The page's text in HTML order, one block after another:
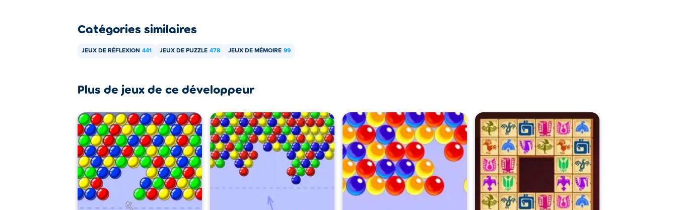
Catégories similaires
JEUX DE RÉFLEXION 441 JEUX DE PUZZLE 478 JEUX DE MÉMOIRE 99
Plus de jeux de ce développeur